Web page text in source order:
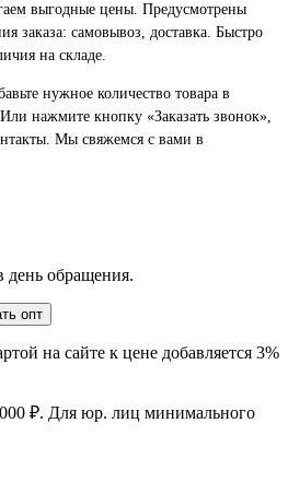
выгодные цены. Предусмотрены
заказа: самовывоз, доставка. Быстро
на складе.
нужное количество товара в
нажмите кнопку «Заказать звонок»,
Мы свяжемся с вами в
день обращения.
опт
на сайте к цене добавляется 3%
₽. Для юр. лиц минимального